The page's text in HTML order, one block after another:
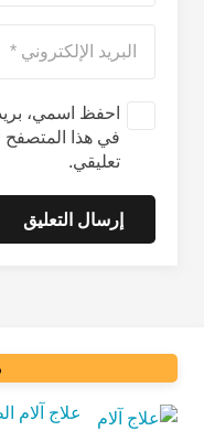
احفظ اسمي،
في هذا المتصفح
تعليقي.
إرسال التعليق
علاج آلام